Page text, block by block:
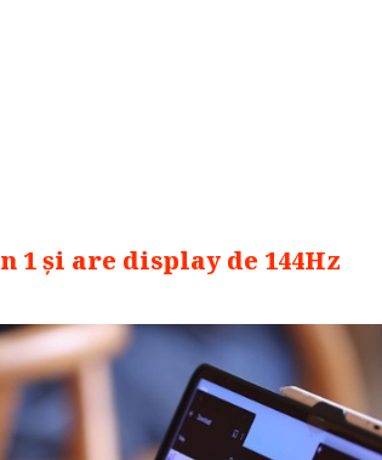
1 și are display de 144Hz